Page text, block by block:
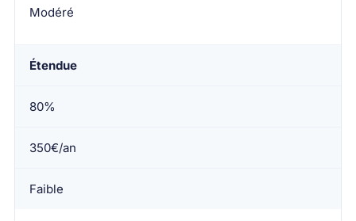
Modéré
Étendue
80%
350€/an
Faible